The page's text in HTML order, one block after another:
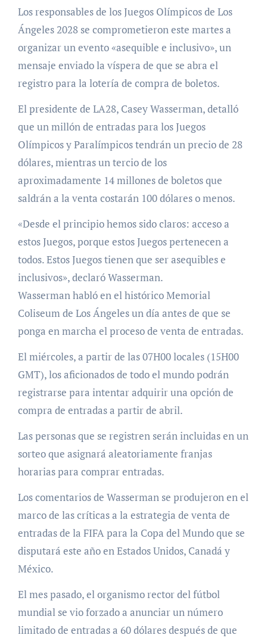
Los responsables de los Juegos Olímpicos de Los
Ángeles 2028 se comprometieron este martes a
organizar un evento «asequible e inclusivo», un
mensaje enviado la víspera de que se abra el
registro para la lotería de compra de boletos.
El presidente de LA28, Casey Wasserman, detalló
que un millón de entradas para los Juegos
Olímpicos y Paralímpicos tendrán un precio de 28
dólares, mientras un tercio de los
aproximadamente 14 millones de boletos que
saldrán a la venta costarán 100 dólares o menos.
«Desde el principio hemos sido claros: acceso a
estos Juegos, porque estos Juegos pertenecen a
todos. Estos Juegos tienen que ser asequibles e
inclusivos», declaró Wasserman.
Wasserman habló en el histórico Memorial
Coliseum de Los Ángeles un día antes de que se
ponga en marcha el proceso de venta de entradas.
El miércoles, a partir de las 07H00 locales (15H00
GMT), los aficionados de todo el mundo podrán
registrarse para intentar adquirir una opción de
compra de entradas a partir de abril.
Las personas que se registren serán incluidas en un
sorteo que asignará aleatoriamente franjas
horarias para comprar entradas.
Los comentarios de Wasserman se produjeron en el
marco de las críticas a la estrategia de venta de
entradas de la FIFA para la Copa del Mundo que se
disputará este año en Estados Unidos, Canadá y
México.
El mes pasado, el organismo rector del fútbol
mundial se vio forzado a anunciar un número
limitado de entradas a 60 dólares después de que